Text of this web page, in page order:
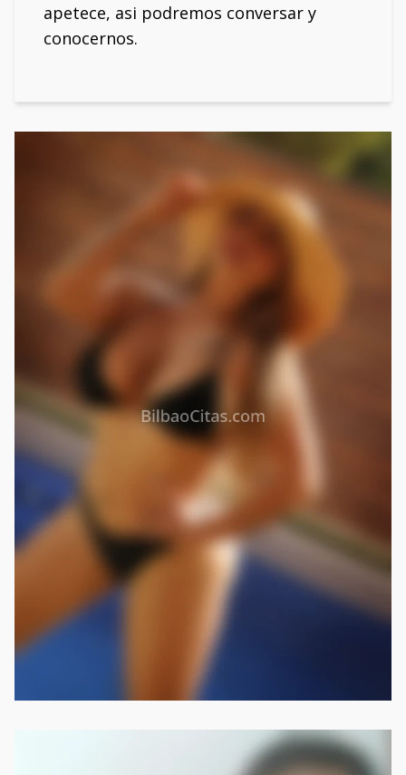
apetece, asi podremos conversar y
conocernos.